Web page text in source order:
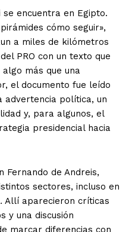
encuentra en Egipto.
cómo seguir»,
a miles de kilómetros
PRO con un texto que
más que una
el documento fue leído
advertencia política, un
y, para algunos, el
presidencial hacia
Fernando de Andreis,
sectores, incluso en
Allí aparecieron críticas
y una discusión